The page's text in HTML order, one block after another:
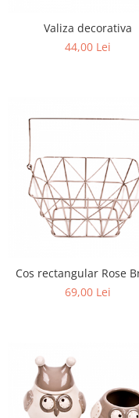
Valiza decorativa
44,00 Lei
Cos rectangular Rose
69,00 Lei